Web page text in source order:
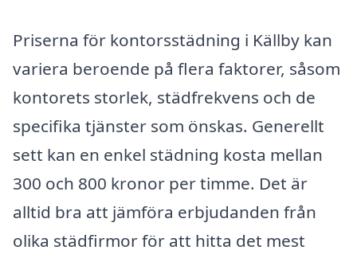
Priserna för kontorsstädning i Källby kan
variera beroende på flera faktorer, såsom
kontorets storlek, städfrekvens och de
specifika tjänster som önskas. Generellt
sett kan en enkel städning kosta mellan
300 och 800 kronor per timme. Det är
alltid bra att jämföra erbjudanden från
olika städfirmor för att hitta det mest